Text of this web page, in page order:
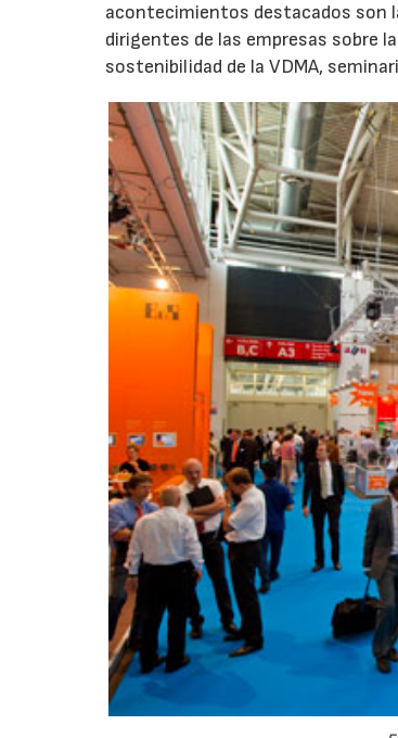
acontecimientos destacados son
dirigentes de las empresas sobre
sostenibilidad de la VDMA,